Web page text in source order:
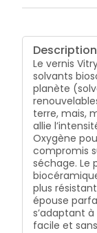
Description
Le vernis
solvants
planète
terre, mais,
allie
Oxygène
compromis
séchage. Le
plus
épouse
s’adaptant
facile et